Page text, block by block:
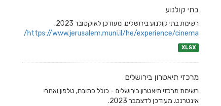
בתי קולנוע
רשימת בתי קולנוע בירושלים, מעודכן לאוקטובר 2023.
https://www.jerusalem.muni.il/he/experience/cinema/
XLSX
מרכזי תיאטרון בירושלים
רשימת מרכזי תיאטרון בירושלים - כולל כתובת, טלפון ואתרי
אינטרנט. מעודכן לדצמבר 2023.